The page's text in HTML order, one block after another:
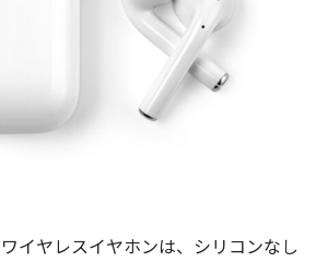
イヤレスイヤホンは、シリコンなし